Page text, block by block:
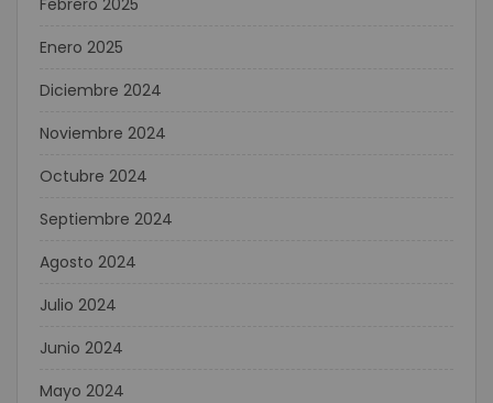
Febrero 2025
Enero 2025
Diciembre 2024
Noviembre 2024
Octubre 2024
Septiembre 2024
Agosto 2024
Julio 2024
Junio 2024
Mayo 2024